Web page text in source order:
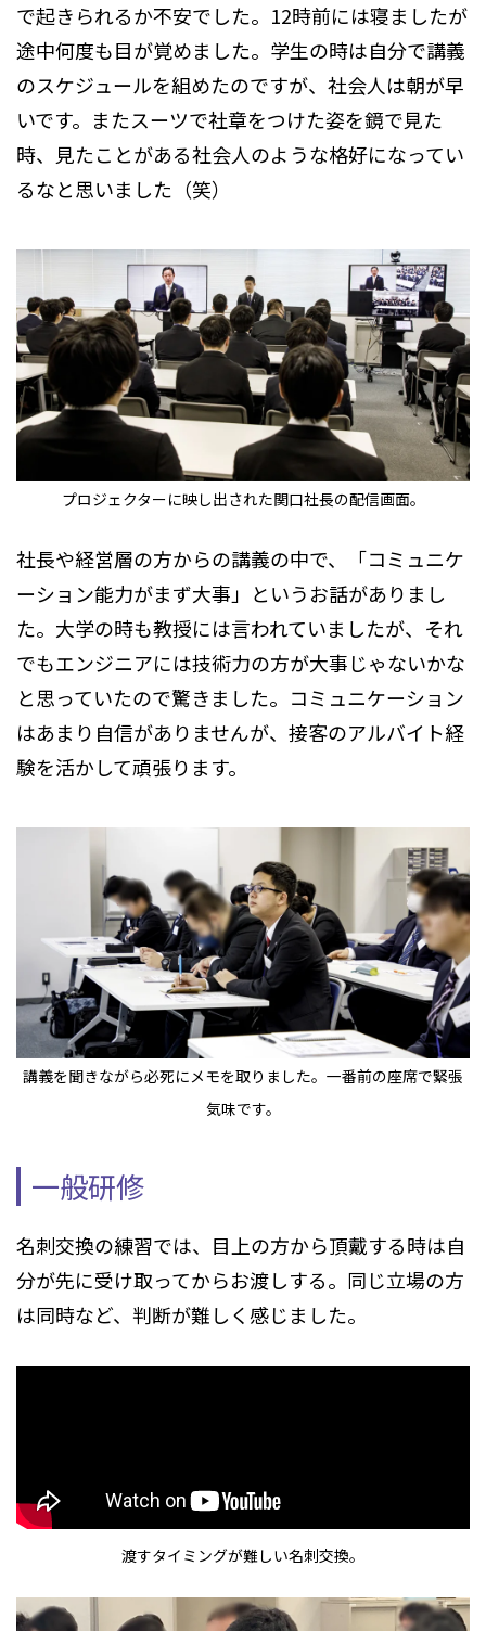
で起きられるか不安でした。12時前には寝ましたが
途中何度も目が覚めました。学生の時は自分で講義
のスケジュールを組めたのですが、社会人は朝が早
いです。またスーツで社章をつけた姿を鏡で見た
時、見たことがある社会人のような格好になってい
るなと思いました（笑）
プロジェクターに映し出された関口社長の配信画面。
社長や経営層の方からの講義の中で、「コミュニケ
ーション能力がまず大事」というお話がありまし
た。大学の時も教授には言われていましたが、それ
でもエンジニアには技術力の方が大事じゃないかな
と思っていたので驚きました。コミュニケーション
はあまり自信がありませんが、接客のアルバイト経
験を活かして頑張ります。
講義を聞きながら必死にメモを取りました。一番前の座席で緊張
気味です。
一般研修
名刺交換の練習では、目上の方から頂戴する時は自
分が先に受け取ってからお渡しする。同じ立場の方
は同時など、判断が難しく感じました。
渡すタイミングが難しい名刺交換。